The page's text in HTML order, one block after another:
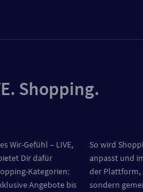
Shopping.
Wir-Gefühl – LIVE,
Dir dafür
Kategorien:
Angebote bis
So wird
anpasst und
der Plattform,
sondern